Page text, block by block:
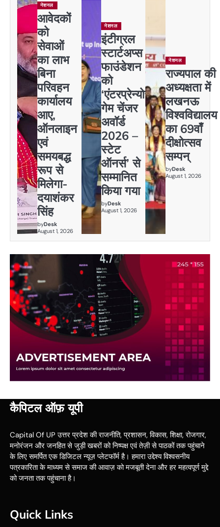
नेशनल
आवेदकों
को
सेवाओं
का लाभ
बिना
परिवहन
कार्यालय
आए,
ऑनलाइन
एवं
समयबद्ध
रूप से
मिलेगा-
दयाशंकर
सिंह
byDesk
August 1, 2026
नेशनल
इंटीग्रल
स्टार्टअप्स
फाउंडेशन
को
‘एंटरप्रेन्योर
गेम चेंजर
अवॉर्ड
2026 –
स्टेट
ऑनर्स’ से
सम्मानित
किया गया
byDesk
August 1, 2026
नेशनल
राज्यपाल की
अध्यक्षता में
लखनऊ
विश्वविद्यालय
का 69वाँ
दीक्षोत्सव
सम्पन्
byDesk
August 1, 2026
कैपिटल ऑफ़ यूपी
Capital Of UP उत्तर प्रदेश की राजनीति, प्रशासन, विकास, शिक्षा, रोजगार,
मनोरंजन और जनहित से जुड़ी खबरों को निष्पक्ष एवं तेज़ी से पाठकों तक पहुंचाने
के लिए समर्पित एक डिजिटल न्यूज़ प्लेटफॉर्म है। हमारा उद्देश्य विश्वसनीय
पत्रकारिता के माध्यम से समाज की आवाज़ को मजबूती देना और हर महत्वपूर्ण मुद्दे
को जनता तक पहुंचाना है।
Quick Links